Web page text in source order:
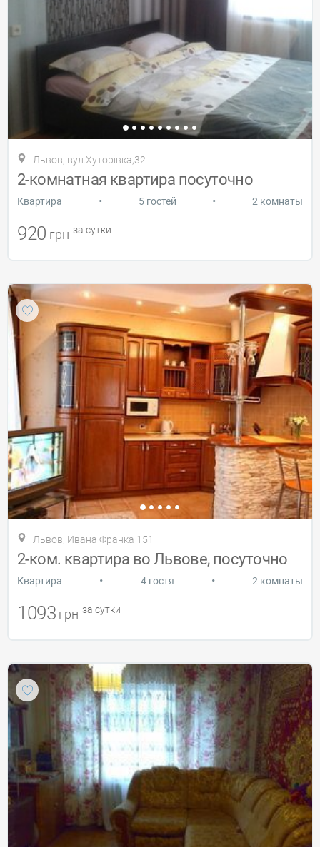
Львов, вул.Хуторівка,32
2-комнатная квартира посуточно
Квартира • 5 гостей • 2 комнаты
920 грн за сутки
Львов, Ивана Франка 151
2-ком. квартира во Львове, посуточно
Квартира • 4 гостя • 2 комнаты
1093 грн за сутки